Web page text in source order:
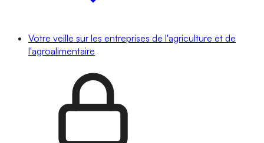
Votre veille sur les entreprises de l'agriculture et de
l'agroalimentaire